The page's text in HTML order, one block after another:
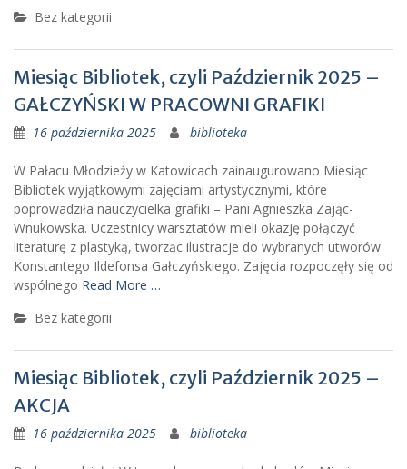
Bez kategorii
Miesiąc Bibliotek, czyli Październik 2025 –
GAŁCZYŃSKI W PRACOWNI GRAFIKI
16 października 2025 biblioteka
W Pałacu Młodzieży w Katowicach zainaugurowano Miesiąc
Bibliotek wyjątkowymi zajęciami artystycznymi, które
poprowadziła nauczycielka grafiki – Pani Agnieszka Zając-
Wnukowska. Uczestnicy warsztatów mieli okazję połączyć
literaturę z plastyką, tworząc ilustracje do wybranych utworów
Konstantego Ildefonsa Gałczyńskiego. Zajęcia rozpoczęły się od
wspólnego Read More …
Bez kategorii
Miesiąc Bibliotek, czyli Październik 2025 –
AKCJA
16 października 2025 biblioteka